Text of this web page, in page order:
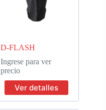
D-FLASH
Ingrese para ver
precio
Ver detalles